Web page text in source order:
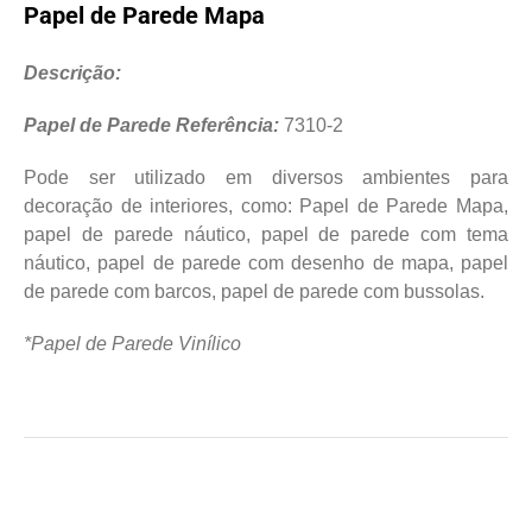
Papel de Parede Mapa
Descrição:
Papel de Parede Referência: 7310-2
Pode ser utilizado em diversos ambientes para
decoração de interiores, como: Papel de Parede Mapa,
papel de parede náutico, papel de parede com tema
náutico, papel de parede com desenho de mapa, papel
de parede com barcos, papel de parede com bussolas.
*Papel de Parede Vinílico